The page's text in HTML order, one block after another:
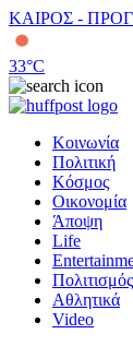
ΚΑΙΡΟΣ -
33°C
Κοινωνία
Πολιτική
Κόσμος
Οικονομία
Άποψη
Life
Πολιτισμός
Αθλητικά
Video